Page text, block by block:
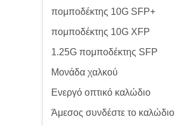
πομποδέκτης 10G SFP+
πομποδέκτης 10G XFP
1.25G πομποδέκτης SFP
Μονάδα χαλκού
Ενεργό οπτικό καλώδιο
Άμεσος συνδέστε το καλώδιο